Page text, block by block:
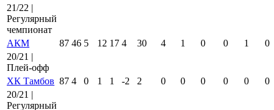
21/22 |
Регулярный
чемпионат
АКМ
87 46 5 12 17 4 30 4 1 0 0 1
0
20/21 |
Плей-офф
ХК Тамбов 87 4 0 1 1 -2 2 0 0 0 0 0
0
20/21 |
Регулярный